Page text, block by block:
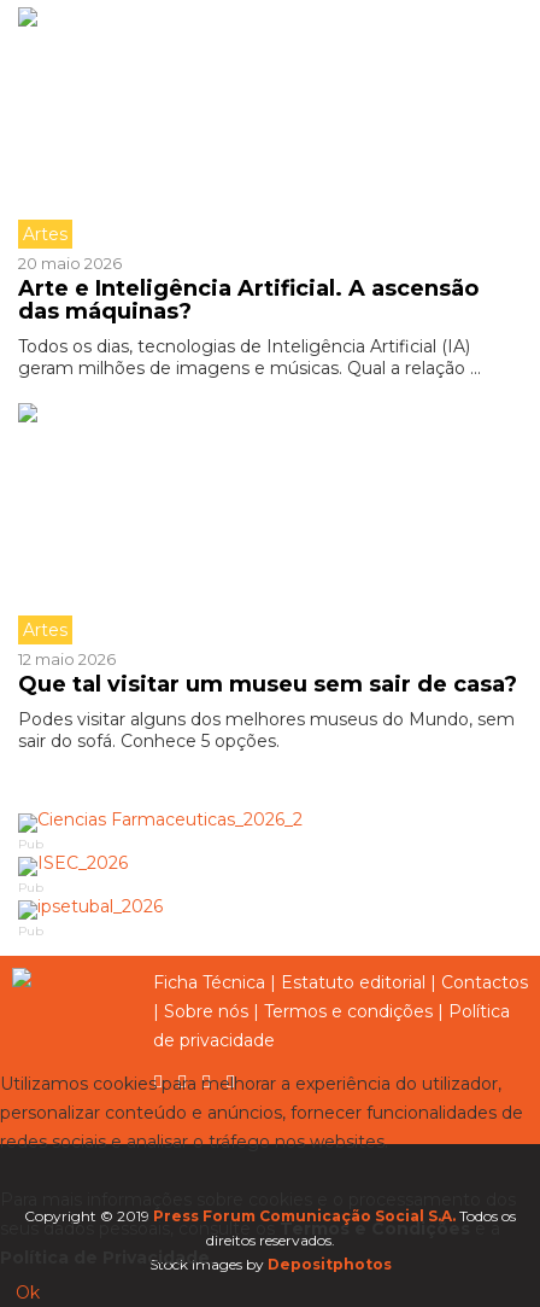
Artes
20 maio 2026
Arte e Inteligência Artificial. A ascensão
das máquinas?
Todos os dias, tecnologias de Inteligência Artificial (IA)
geram milhões de imagens e músicas. Qual a relação ...
Artes
12 maio 2026
Que tal visitar um museu sem sair de casa?
Podes visitar alguns dos melhores museus do Mundo, sem
sair do sofá. Conhece 5 opções.
Pub
Pub
Pub
Ficha Técnica Estatuto editorial
Contactos
Sobre nós Termos e condições
Política
de privacidade
Copyright © 2019 Press Forum Comunicação Social S.A. Todos os
direitos reservados.
Stock images by Depositphotos
Utilizamos cookies para melhorar a experiência do utilizador,
personalizar conteúdo e anúncios, fornecer funcionalidades de
redes sociais e analisar o tráfego nos websites.
seus dados pessoais, consulte osTermos e Condiçõese a
Política de Privacidade.
Ok